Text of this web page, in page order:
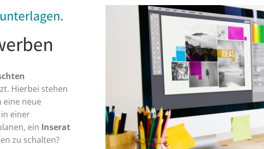
Hierbei stehen
eine neue
einer
ein Inserat
zu schalten?